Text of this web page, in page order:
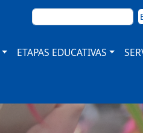
BUSCAR
ETAPAS EDUCATIVAS